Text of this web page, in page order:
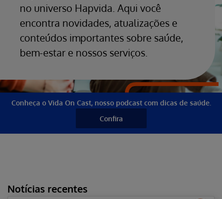
no universo Hapvida. Aqui você
encontra novidades, atualizações e
conteúdos importantes sobre saúde,
bem-estar e nossos serviços.
Conheça o Vida On Cast, nosso podcast com dicas de saúde.
Confira
Notícias recentes